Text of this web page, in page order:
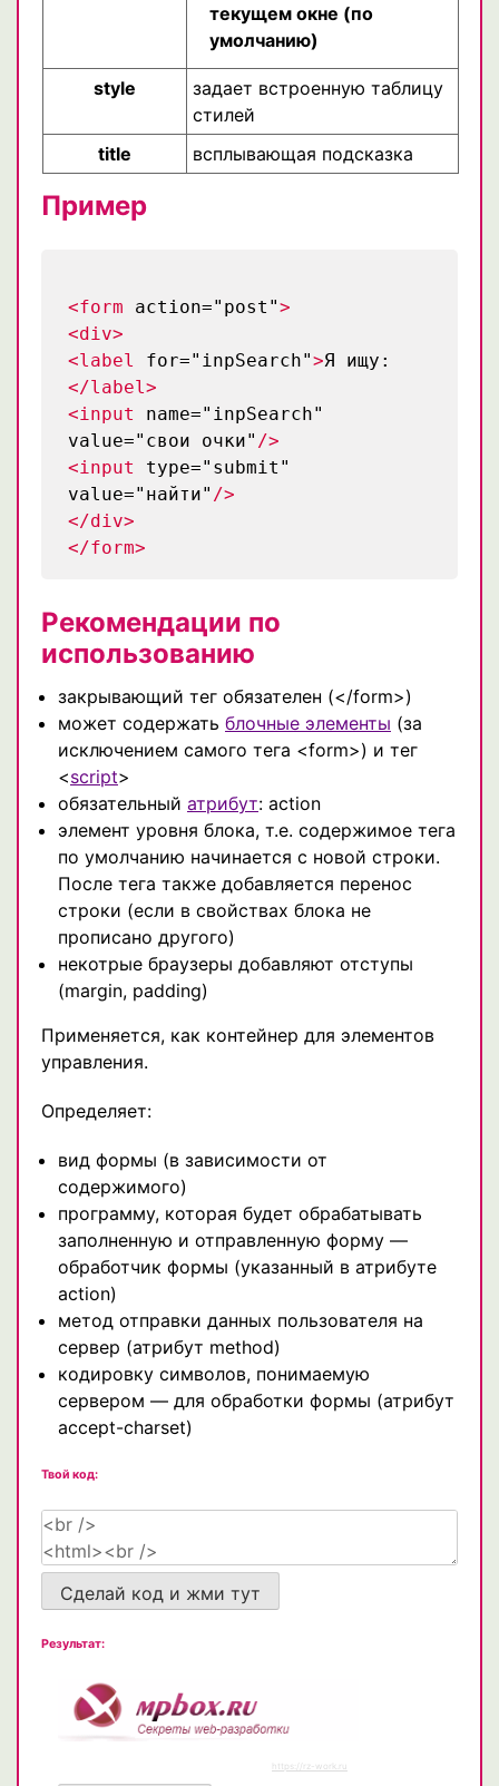
текущем окне (по
умолчанию)
style
задает встроенную таблицу
стилей
title
всплывающая подсказка
Пример
<form action="post">
<div>
<label
for="inpSearch">Я ищу:
</label>
<input
name="inpSearch"
value="свои очки" />
<input
type="submit"
value="найти" />
</div>
</form>
Рекомендации по
использованию
закрывающий тег обязателен (</form>)
может содержать блочные элементы (за
исключением самого тега <form>) и тег
<script>
обязательный атрибут: action
элемент уровня блока, т.е. содержимое тега
по умолчанию начинается с новой строки.
После тега также добавляется перенос
строки (если в свойствах блока не
прописано другого)
некотрые браузеры добавляют отступы
(margin, padding)
Применяется, как контейнер для элементов
управления.
Определяет:
вид формы (в зависимости от
содержимого)
программу, которая будет обрабатывать
заполненную и отправленную форму —
обработчик формы (указанный в атрибуте
action)
метод отправки данных пользователя на
сервер (атрибут method)
кодировку символов, понимаемую
сервером — для обработки формы (атрибут
accept-charset)
Твой код:
Сделай код и жми тут
Результат: